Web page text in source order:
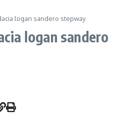
logan sandero stepway
logan sandero